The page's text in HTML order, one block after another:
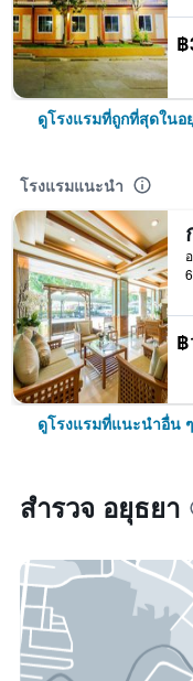
฿
ดูโรงแรมที่ถูกที่สุดในอ
โรงแรมแนะนำ
฿
ดูโรงแรมที่แนะนำอื่น ๆ
สำรวจ อยุธยา